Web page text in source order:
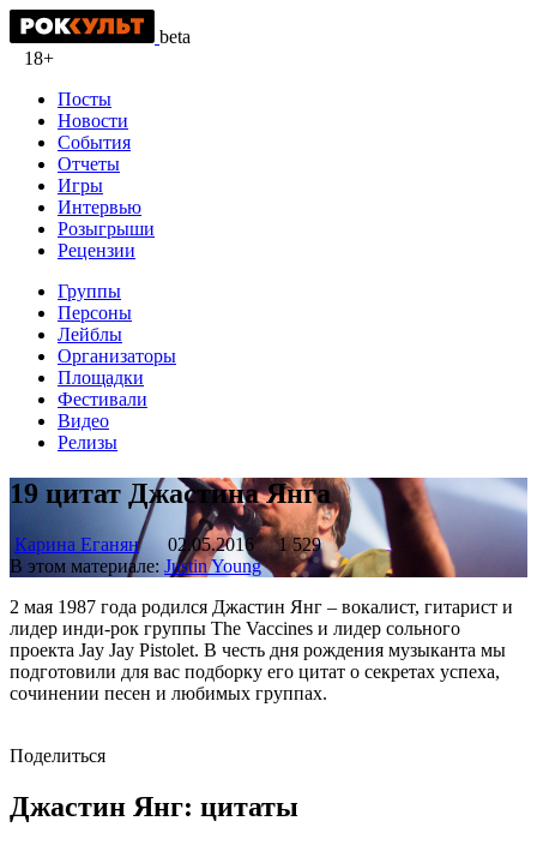
beta
18+
Посты
Новости
События
Отчеты
Игры
Интервью
Розыгрыши
Рецензии
Группы
Персоны
Лейблы
Организаторы
Площадки
Фестивали
Видео
Релизы
19 цитат Джастина Янга
Карина Еганян 02.05.2016
1 529
В этом материале: Justin Young
2 мая 1987 года родился Джастин Янг – вокалист, гитарист и
лидер инди-рок группы The Vaccines и лидер сольного
проекта Jay Jay Pistolet. В честь дня рождения музыканта мы
подготовили для вас подборку его цитат о секретах успеха,
сочинении песен и любимых группах.
Поделиться
Джастин Янг: цитаты